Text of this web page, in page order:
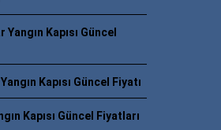
Yangın Kapısı Güncel
Kapısı Güncel Fiyatı
Kapısı Güncel Fiyatları